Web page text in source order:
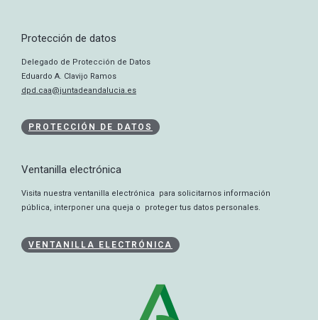
Protección de datos
Delegado de Protección de Datos
Eduardo A. Clavijo Ramos
dpd.caa@juntadeandalucia.es
PROTECCIÓN DE DATOS
Ventanilla electrónica
Visita nuestra ventanilla electrónica para solicitarnos información
pública, interponer una queja o proteger tus datos personales.
VENTANILLA ELECTRÓNICA